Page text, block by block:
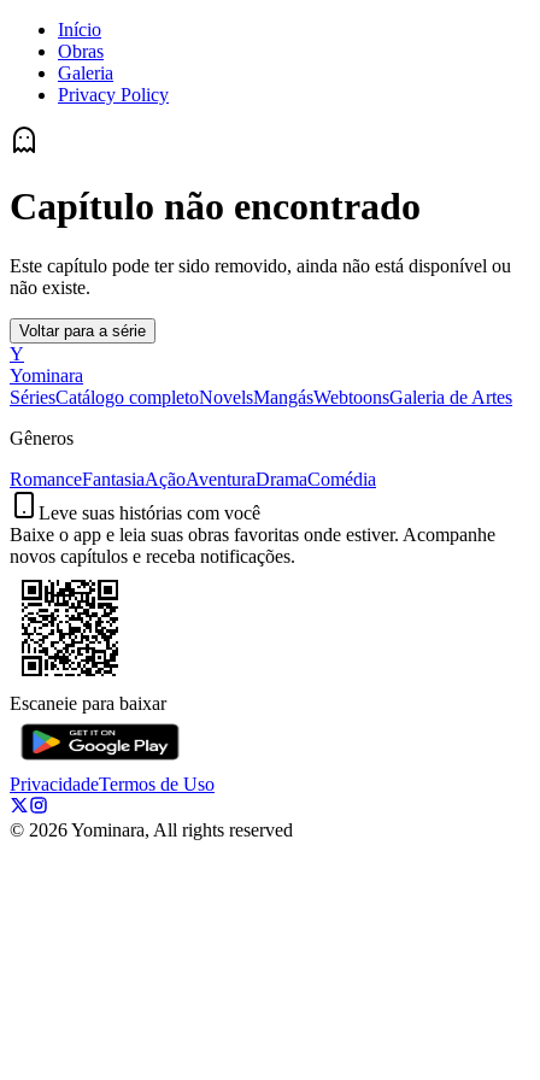
Início
Obras
Galeria
Privacy Policy
Capítulo não encontrado
Este capítulo pode ter sido removido, ainda não está disponível ou
não existe.
Voltar para a série
Y
Yominara
SériesCatálogo completoNovelsMangásWebtoonsGaleria de Artes
Gêneros
RomanceFantasiaAçãoAventuraDramaComédia
Leve suas histórias com você
Baixe o app e leia suas obras favoritas onde estiver. Acompanhe
novos capítulos e receba notificações.
Escaneie para baixar
PrivacidadeTermos de Uso
© 2026Yominara, All rights reserved